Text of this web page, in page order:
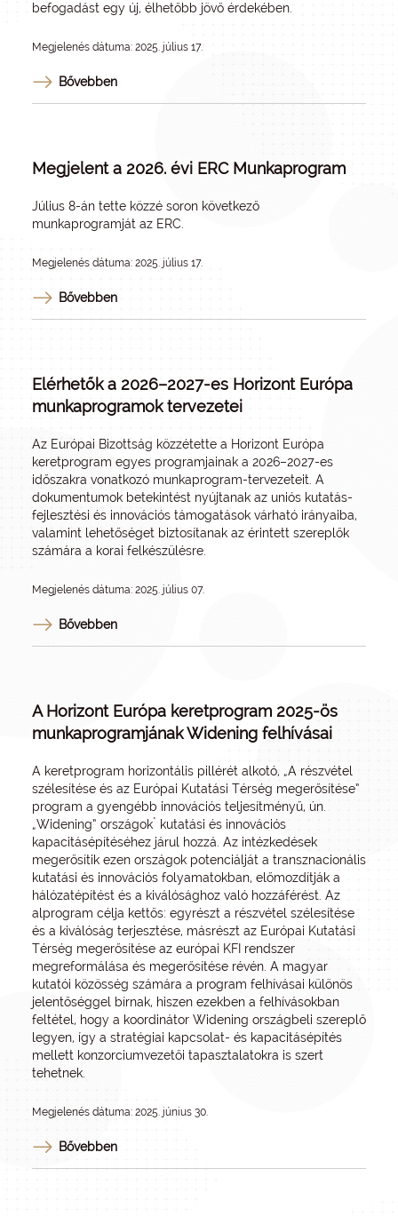
befogadást egy új, élhetőbb jövő érdekében.
Megjelenés dátuma: 2025. július 17.
Bővebben
Megjelent a 2026. évi ERC Munkaprogram
Július 8-án tette közzé soron következő
munkaprogramját az ERC.
Megjelenés dátuma: 2025. július 17.
Bővebben
Elérhetők a 2026–2027-es Horizont Európa
munkaprogramok tervezetei
Az Európai Bizottság közzétette a Horizont Európa
keretprogram egyes programjainak a 2026–2027-es
időszakra vonatkozó munkaprogram-tervezeteit. A
dokumentumok betekintést nyújtanak az uniós kutatás-
fejlesztési és innovációs támogatások várható irányaiba,
valamint lehetőséget biztosítanak az érintett szereplők
számára a korai felkészülésre.
Megjelenés dátuma: 2025. július 07.
Bővebben
A Horizont Európa keretprogram 2025-ös
munkaprogramjának Widening felhívásai
A keretprogram horizontális pillérét alkotó, „A részvétel
szélesítése és az Európai Kutatási Térség megerősítése”
program a gyengébb innovációs teljesítményű, ún.
„Widening” országok* kutatási és innovációs
kapacitásépítéséhez járul hozzá. Az intézkedések
megerősítik ezen országok potenciálját a transznacionális
kutatási és innovációs folyamatokban, előmozdítják a
hálózatépítést és a kiválósághoz való hozzáférést. Az
alprogram célja kettős: egyrészt a részvétel szélesítése
és a kiválóság terjesztése, másrészt az Európai Kutatási
Térség megerősítése az európai KFI rendszer
megreformálása és megerősítése révén. A magyar
kutatói közösség számára a program felhívásai különös
jelentőséggel bírnak, hiszen ezekben a felhívásokban
feltétel, hogy a koordinátor Widening országbeli szereplő
legyen, így a stratégiai kapcsolat- és kapacitásépítés
mellett konzorciumvezetői tapasztalatokra is szert
tehetnek.
Megjelenés dátuma: 2025. június 30.
Bővebben